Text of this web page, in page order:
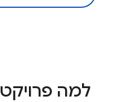
למה פרויקט Fugu חשוב?